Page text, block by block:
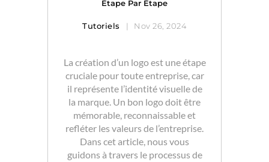
Étape Par Étape
Tutoriels Nov 26, 2024
La création d’un logo est une étape
cruciale pour toute entreprise, car
il représente l’identité visuelle de
la marque. Un bon logo doit être
mémorable, reconnaissable et
refléter les valeurs de l’entreprise.
Dans cet article, nous vous
guidons à travers le processus de